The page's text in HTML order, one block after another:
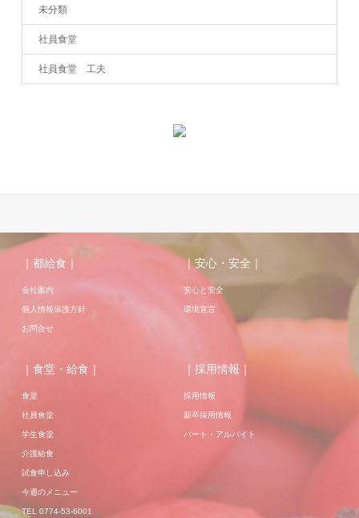
未分類
社員食堂
社員食堂 工夫
｜都給食｜
会社案内
個人情報保護方針
お問合せ
｜安心・安全｜
安心と安全
環境宣言
｜食堂・給食｜
食堂
社員食堂
学生食堂
介護給食
試食申し込み
今週のメニュー
TEL 0774-53-6001
｜採用情報｜
採用情報
新卒採用情報
パート・アルバイト